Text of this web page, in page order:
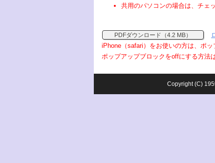
共用のパソコンの場合は、チェ
PDFダウンロード（4.2 MB）
iPhone（safari）をお使いの方は、ポ
ポップアップブロックをoffにする方法は
Copyright (C)